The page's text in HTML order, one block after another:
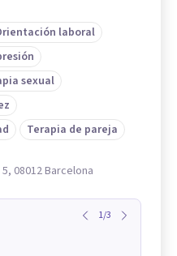
laboral
sexual
Terapia de pareja
08012 Barcelona
1/3